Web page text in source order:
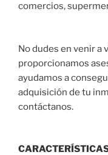
comercios,
No dudes en venir a
proporcionamos
ayudamos a
adquisición de tu
contáctanos.